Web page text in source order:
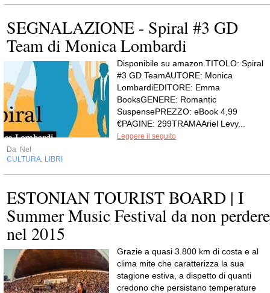
SEGNALAZIONE - Spiral #3 GD
Team di Monica Lombardi
Disponibile su amazon.TITOLO: Spiral
#3 GD TeamAUTORE: Monica
LombardiEDITORE: Emma
BooksGENERE: Romantic
SuspensePREZZO: eBook 4,99
€PAGINE: 299TRAMAAriel Levy...
Leggere il seguito
Da Nel
CULTURA LIBRI
ESTONIAN TOURIST BOARD | I
Summer Music Festival da non perdere
nel 2015
Grazie a quasi 3.800 km di costa e al
clima mite che caratterizza la sua
stagione estiva, a dispetto di quanti
credono che persistano temperature